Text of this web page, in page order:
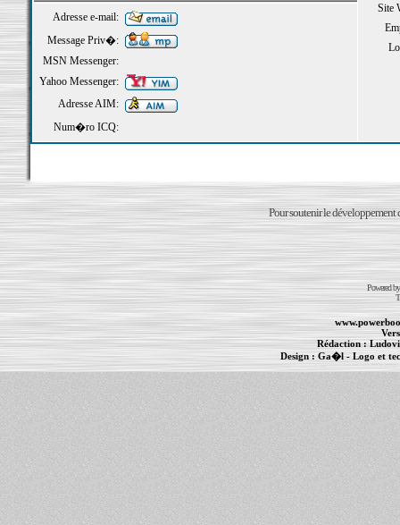
Site
Adresse e-mail:
Message Priv�:
MSN Messenger:
Yahoo Messenger:
Adresse AIM:
Num�ro ICQ:
Pour soutenir le développement
Powered
Rédaction :
Design : Ga�l- Logo et